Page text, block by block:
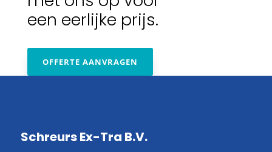
een eerlijke prijs.
OFFERTE AANVRAGEN
Schreurs Ex-Tra B.V.